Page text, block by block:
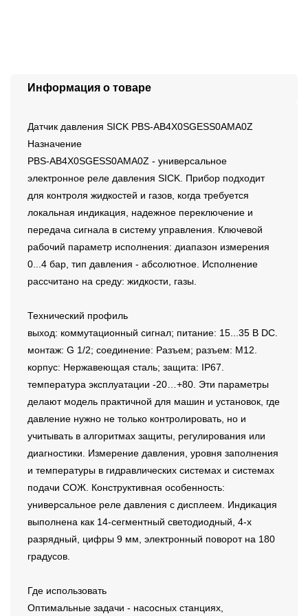
Информация о товаре
Датчик давления SICK PBS-AB4X0SGESS0AMA0Z
Назначение
PBS-AB4X0SGESS0AMA0Z - универсальное
электронное реле давления SICK. Прибор подходит
для контроля жидкостей и газов, когда требуется
локальная индикация, надежное переключение и
передача сигнала в систему управления. Ключевой
рабочий параметр исполнения: диапазон измерения
0...4 бар, тип давления - абсолютное. Исполнение
рассчитано на среду: жидкости, газы.
Технический профиль
выход: коммутационный сигнал; питание: 15...35 В DC.
монтаж: G 1/2; соединение: Разъем; разъем: M12.
корпус: Нержавеющая сталь; защита: IP67.
температура эксплуатации -20…+80. Эти параметры
делают модель практичной для машин и установок, где
давление нужно не только контролировать, но и
учитывать в алгоритмах защиты, регулирования или
диагностики. Измерение давления, уровня заполнения
и температуры в гидравлических системах и системах
подачи СОЖ. Конструктивная особенность:
универсальное реле давления с дисплеем. Индикация
выполнена как 14-сегментный светодиодный, 4-х
разрядный, цифры 9 мм, электронный поворот на 180
градусов.
Где использовать
Оптимальные задачи - насосных станциях,